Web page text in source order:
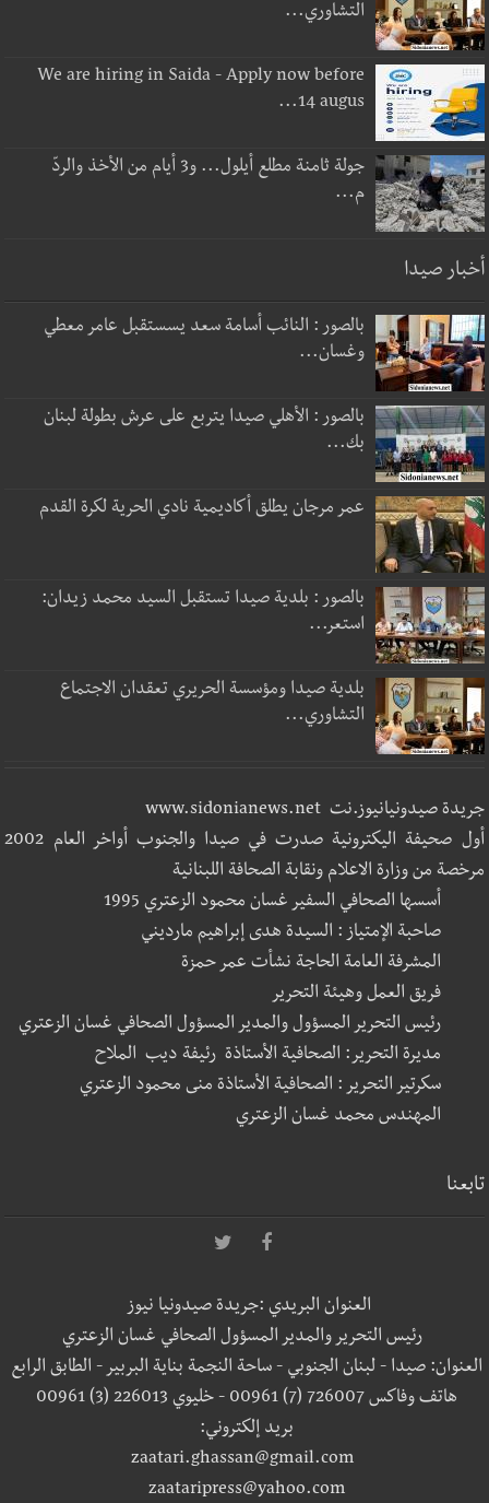
التشاوري...
We are hiring in Saida - Apply now before
14 augus...
جولة ثامنة مطلع أيلول... و3 أيام من الأخذ والردّ
م...
أخبار صيدا
بالصور : النائب أسامة سعد يسستقبل عامر معطي
وغسان...
بالصور : الأهلي صيدا يتربع على عرش بطولة لبنان
بك...
عمر مرجان يطلق أكاديمية نادي الحرية لكرة القدم
بالصور : بلدية صيدا تستقبل السيد محمد زيدان:
استعر...
بلدية صيدا ومؤسسة الحريري تعقدان الاجتماع
التشاوري...
جريدة صيدونيانيوز.نت www.sidonianews.net
أول صحيفة اليكترونية صدرت في صيدا والجنوب أواخر العام 2002
مرخصة من وزارة الاعلام ونقابة الصحافة اللبنانية
أسسها الصحافي السفير غسان محمود الزعتري 1995
صاحبة الإمتياز : السيدة هدى إبراهيم مارديني
المشرفة العامة الحاجة نشأت عمر حمزة
فريق العمل وهيئة التحرير
رئيس التحرير المسؤول والمدير المسؤول الصحافي غسان الزعتري
مديرة التحرير: الصحافية الأستاذة رئيفة ديب الملاح
سكرتير التحرير : الصحافية الأستاذة منى محمود الزعتري
المهندس محمد غسان الزعتري
تابعنا
العنوان البريدي :جريدة صيدونيا نيوز
رئيس التحرير والمدير المسؤول الصحافي غسان الزعتري
العنوان: صيدا - لبنان الجنوبي - ساحة النجمة بناية البربير - الطابق الرابع
هاتف وفاكس 726007 (7) 00961 - خليوي 226013 (3) 00961
بريد إلكتروني:
zaatari.ghassan@gmail.com
zaataripress@yahoo.com